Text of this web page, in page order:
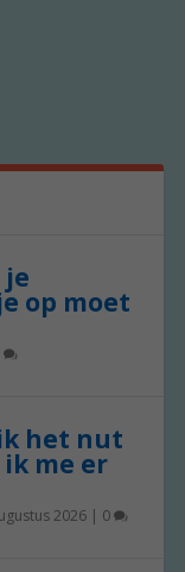
op moet
het nut
me er
2026| 0